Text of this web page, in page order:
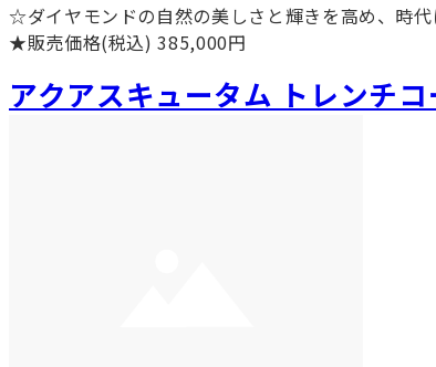
☆ダイヤモンドの自然の美しさと輝きを高め、時
★販売価格(税込) 385,000円
アクアスキュータム トレンチコ